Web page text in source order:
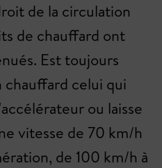
de la circulation
de chauffard ont
Est toujours
celui qui
ou laisse
vitesse de 70 km/h
de 100 km/h à